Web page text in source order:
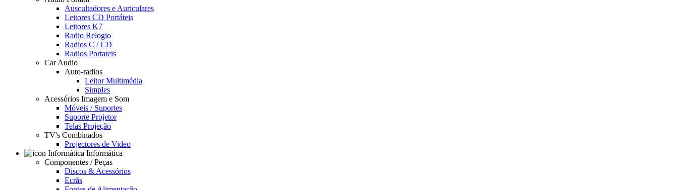
Auscultadores e Auriculares
Leitores CD Portáteis
Leitores K7
Radio Relogio
Radios C / CD
Radios Portateis
Car Audio
Auto-radios
Leitor Multimédia
Simples
Acessórios Imagem e Som
Móveis / Suportes
Suporte Projetor
Telas Projeção
TV's Combinados
Projectores de Video
Informática
Componentes / Peças
Discos & Acessórios
Ecrãs